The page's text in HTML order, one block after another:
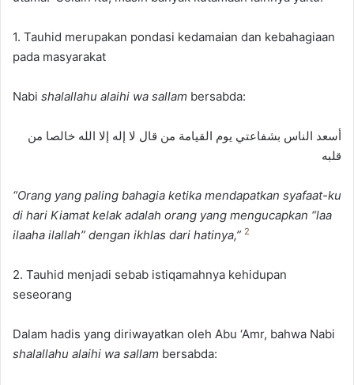
1. Tauhid merupakan pondasi kedamaian dan kebahagiaan
pada masyarakat
Nabi shalallahu alaihi wa sallam bersabda:
أسعد الناس بشفاعتي يوم القيامة من قال لا إله إلا الله خالصا من
قلبه
“Orang yang paling bahagia ketika mendapatkan syafaat-ku
di hari Kiamat kelak adalah orang yang mengucapkan “laa
ilaaha ilallah” dengan ikhlas dari hatinya,” 2
2. Tauhid menjadi sebab istiqamahnya kehidupan
seseorang
Dalam hadis yang diriwayatkan oleh Abu ‘Amr, bahwa Nabi
shalallahu alaihi wa sallam bersabda: